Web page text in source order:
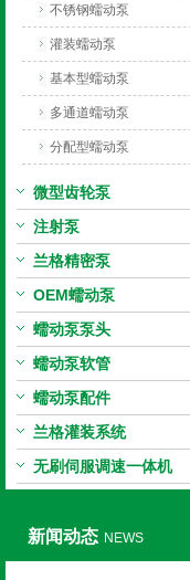
不锈钢蠕动泵
灌装蠕动泵
基本型蠕动泵
多通道蠕动泵
分配型蠕动泵
微型齿轮泵
注射泵
兰格精密泵
OEM蠕动泵
蠕动泵泵头
蠕动泵软管
蠕动泵配件
兰格灌装系统
无刷伺服调速一体机
新闻动态 NEWS